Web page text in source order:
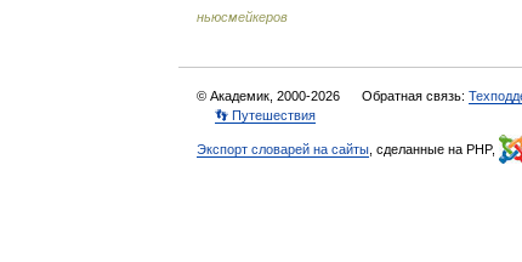
ньюсмейкеров
© Академик, 2000-2026 Обратная связь:
👣 Путешествия
Экспорт словарей на сайты , сделанные на PHP,